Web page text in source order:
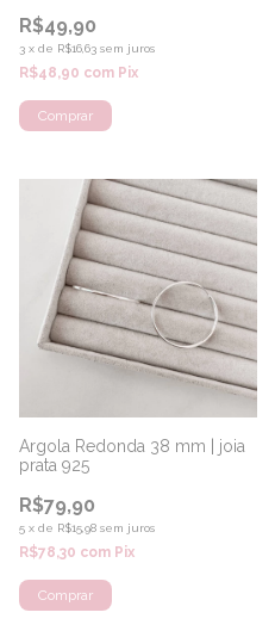
R$49,90
3 x de R$16,63 sem juros
R$48,90 com Pix
Argola Redonda 38 mm | joia
prata 925
R$79,90
5 x de R$15,98 sem juros
R$78,30 com Pix